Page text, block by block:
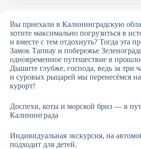
Вы приехали в Калининградскую
хотите максимально погрузиться в
и вместе с тем отдохнуть? Тогда эта
Замок Тапиау и побережье
одновременное путешествие в
Дышите глубже, господа, ведь за три
и суровых рыцарей мы перенесёмся
курорт!
Доспехи, коты и морской бриз — в
Калининграда
Индивидуальная экскурсия, на
подходит для детей.